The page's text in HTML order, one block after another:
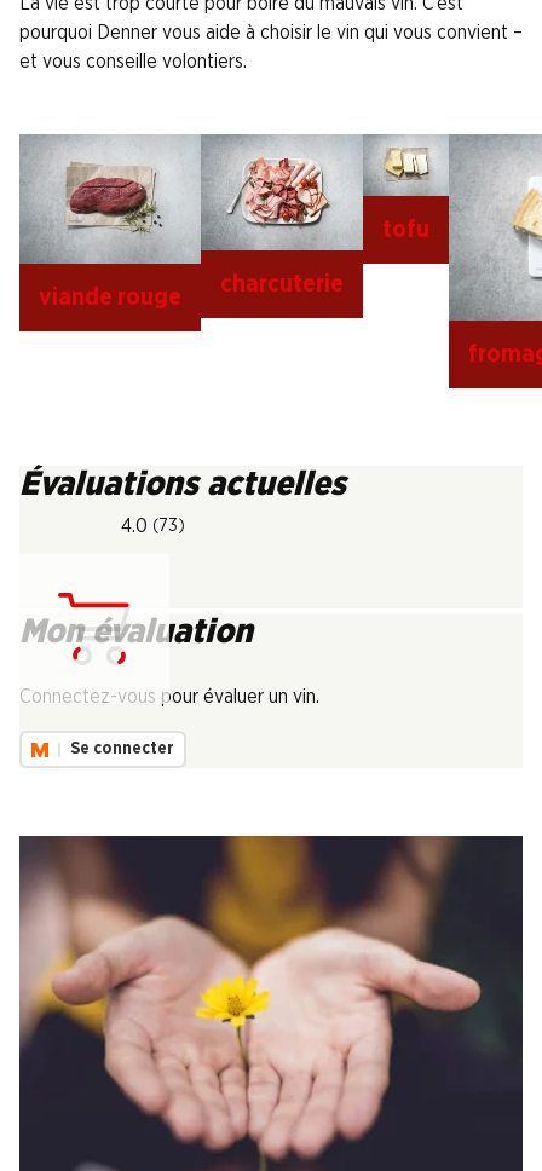
pourquoi Denner vous aide à choisir le vin qui vous convient –
et vous conseille volontiers.
viande rouge
charcuterie
tofu
Évaluations actuelles
4.0 (73)
Mon évaluation
Connectez-vous pour évaluer un vin.
Se connecter